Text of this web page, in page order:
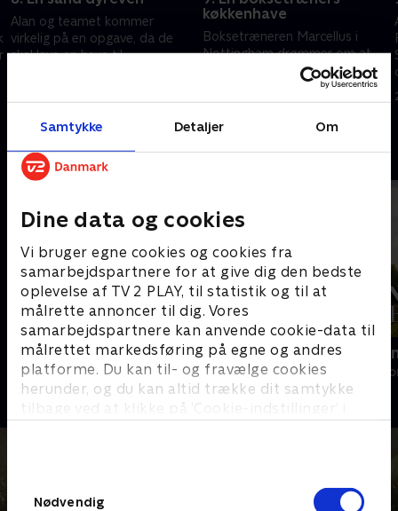
Samtykke Detaljer Om
Dine data og cookies
Vi bruger egne cookies og cookies fra
samarbejdspartnere for at give dig den bedste
oplevelse af TV 2 PLAY, til statistik og til at
målrette annoncer til dig. Vores
samarbejdspartnere kan anvende cookie-data til
målrettet markedsføring på egne og andres
platforme. Du kan til- og fravælge cookies
herunder, og du kan altid trække dit samtykke
tilbage ved at klikke på ’Cookie-indstillinger’ i
Nødvendig
Alan og teamet kommer
virkelig på en opgave, da de
skal lave en have til
køkkenhave
Boksetræneren Marcellus i
Nottingham drømmer om at
lave en køkkenhave med en
masse sunde grøntsager til de
lokale drenge og piger. Alan og
teamet hjælper fluks.
Andre så også
Ryd op i dit liv
Livsstil • 6 sæsoner
Franske
Livsstil • 6